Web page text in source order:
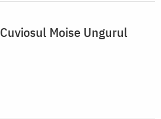
Cuviosul Moise Ungurul